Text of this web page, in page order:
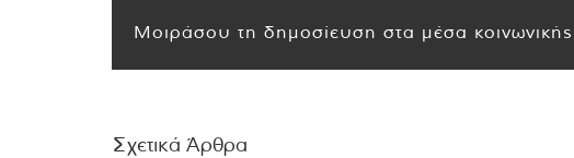
Μοιράσου τη δημοσίευση στα μέσα
Σχετικά Άρθρα